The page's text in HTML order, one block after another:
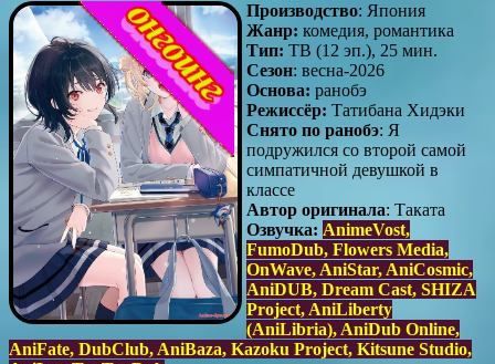
Производство: Япония
Жанр: комедия, романтика
Тип: ТВ (12 эп.), 25 мин.
Сезон: весна-2026
Основа: ранобэ
Режиссёр: Татибана Хидэки
Снято по ранобэ: Я
подружился со второй самой
симпатичной девушкой в
классе
Автор оригинала: Таката
Озвучка: AnimeVost,
FumoDub, Flowers Media,
OnWave, AniStar, AniCosmic,
AniDUB, Dream Cast, SHIZA
Project, AniLiberty
(AniLibria), AniDub Online,
AniFate, DubClub, AniBaza, Kazoku Project, Kitsune Studio,